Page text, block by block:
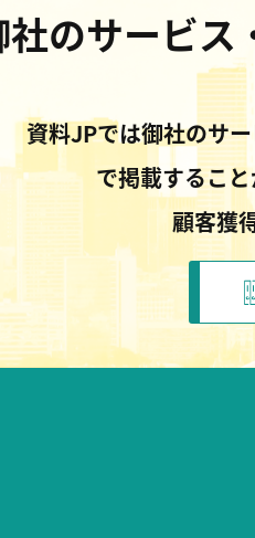
社のサービス
資料JPでは御社のサ
で掲載するこ
顧客獲